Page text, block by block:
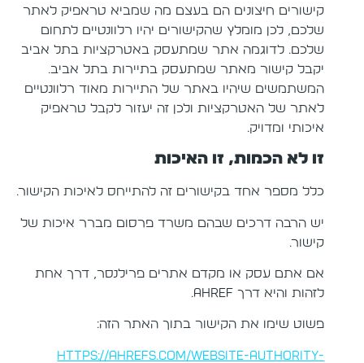
קישורים חיצונים הם בעצם מה שמביא טראפיק לאתר
שלכם, לכן מומלץ שהקישורים יהיו רלוונטיים לתחום
שלכם. לדוגמה אתר שמתעסק באטרקציות בתל אביב
יקבל קישור מאתר שמתעסק בתיירות בתל אביב.
המשתמשים שיהיו באתר של התיירות מאוד רלוונטיים
לאתר של האטרקציות ולכן זה יעזור לקבל טראפיק
איכותי ומדויק.
זו לא הכמות, זו האיכות
כלל מספר אחד בקישורים זה להתייחס לאיכות הקישור.
יש הרבה דרכים שבהם משרד פרסום מברר איכות של
קישור.
אם אתם עסק או מקדם אתרים פרילנסר, דרך אחת
לזהות והיא דרך Ahref.
פשוט שימו את הקישור בתוך האתר הזה:
https://ahrefs.com/website-authority-